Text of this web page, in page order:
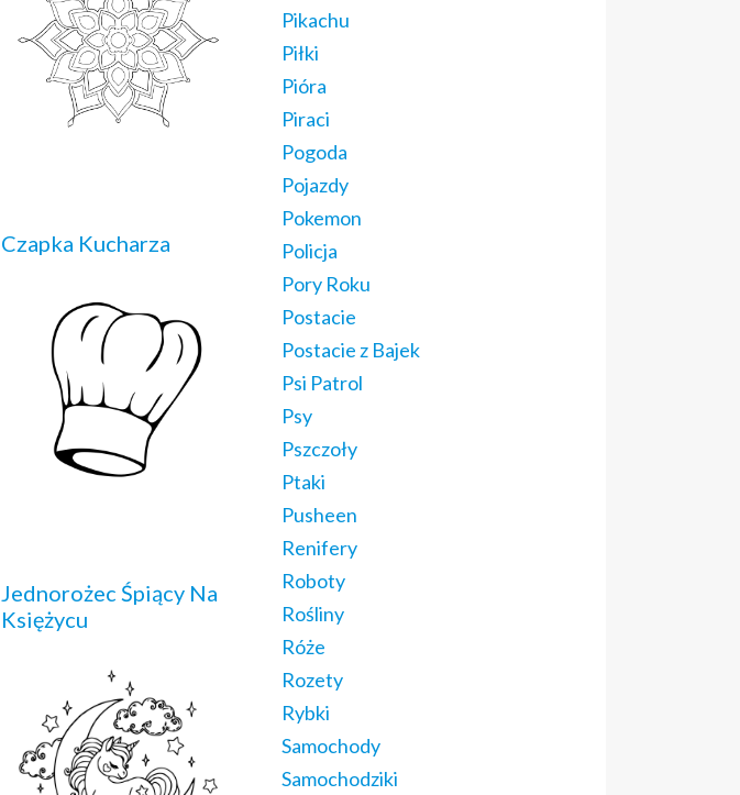
Czapka Kucharza
Jednorożec Śpiący Na
Księżycu
Pikachu
Piłki
Pióra
Piraci
Pogoda
Pojazdy
Pokemon
Policja
Pory Roku
Postacie
Postacie z Bajek
Psi Patrol
Psy
Pszczoły
Ptaki
Pusheen
Renifery
Roboty
Rośliny
Róże
Rozety
Rybki
Samochody
Samochodziki